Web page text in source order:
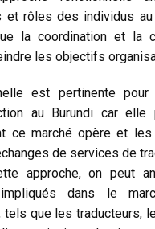
rôles des individus au
la coordination et la
les objectifs
est pertinente pour
au Burundi car elle
ce marché opère et les
de services de
approche, on peut
dans le
tels que les traducteurs,